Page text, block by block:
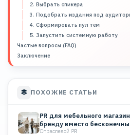
2. Выбрать спикера
3. Подобрать издания под
4. Сформировать пул тем
5. Запустить системную работу
Частые вопросы (FAQ)
Заключение
ПОХОЖИЕ СТАТЬИ
PR для мебельного
бренду вместо
Отраслевой PR